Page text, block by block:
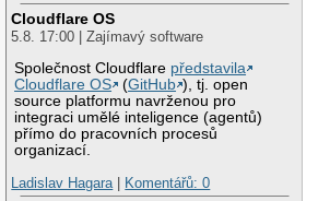
Cloudflare OS
5.8. 17:00 | Zajímavý software
Společnost Cloudflare představila
Cloudflare OS
(GitHub ), tj. open
source platformu navrženou pro
integraci umělé inteligence (agentů)
přímo do pracovních procesů
organizací.
Ladislav Hagara | Komentářů: 0